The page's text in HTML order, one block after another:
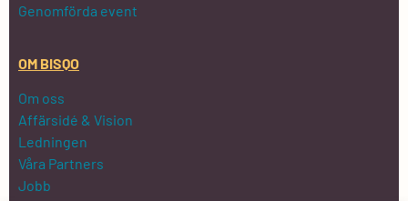
Genomförda event
OM BISQO
Om oss
Affärsidé & Vision
Ledningen
Våra Partners
Jobb